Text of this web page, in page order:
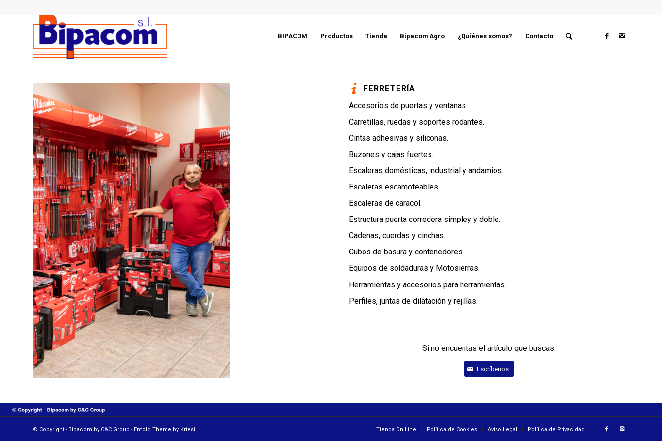
BIPACOM Productos Tienda Bipacom Agro ¿Quiénes somos? Contacto
FERRETERÍA
Accesorios de puertas y ventanas.
Carretillas, ruedas y soportes rodantes.
Cintas adhesivas y siliconas.
Buzones y cajas fuertes.
Escaleras domésticas, industrial y andamios.
Escaleras escamoteables.
Escaleras de caracol.
Estructura puerta corredera simpley y doble.
Cadenas, cuerdas y cinchas.
Cubos de basura y contenedores.
Equipos de soldaduras y Motosierras.
Herramientas y accesorios para herramientas.
Perfiles, juntas de dilatación y rejillas.
Si no encuentas el artículo que buscas:
Escríbenos
© Copyright - Bipacom by C&C Group - Enfold Theme by Kriesi Tienda On Line Política de Cookies Aviso Legal Política de Privacidad